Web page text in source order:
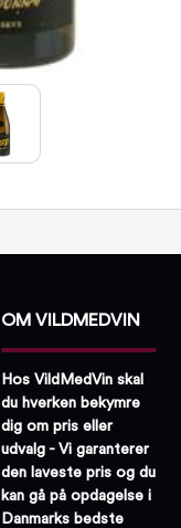
OM VILDMEDVIN
Hos VildMedVin skal
du hverken bekymre
dig om pris eller
udvalg - Vi garanterer
den laveste pris og du
kan gå på opdagelse i
Danmarks bedste